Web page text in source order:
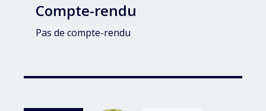
Compte-rendu
Pas de compte-rendu